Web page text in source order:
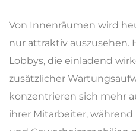
Von Innenräumen wird
nur attraktiv auszusehen.
Lobbys, die einladend
zusätzlicher
konzentrieren sich mehr
ihrer Mitarbeiter,